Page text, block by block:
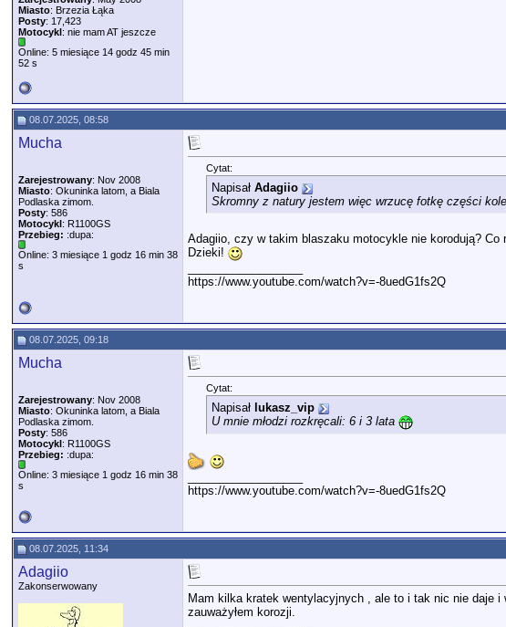
Miasto: Brzezia Łąka
Posty: 17,423
Motocykl: nie mam AT jeszcze
Online: 5 miesiące 14 godz 45 min
52 s
08.07.2025, 08:58
Mucha
Zarejestrowany: Nov 2008
Miasto: Okuninka latom, a Biala
Podlaska zimom.
Posty: 586
Motocykl: R1100GS
Przebieg: :dupa:
Online: 3 miesiące 1 godz 16 min 38
s
Cytat:
Napisał Adagiio
Skromny z natury jestem więc wrzucę fotkę części
Adagiio, czy w takim blaszaku motocykle nie korodują?
Dzieki!
https://www.youtube.com/watch?v=-8uedG1fs2Q
08.07.2025, 09:18
Mucha
Zarejestrowany: Nov 2008
Miasto: Okuninka latom, a Biala
Podlaska zimom.
Posty: 586
Motocykl: R1100GS
Przebieg: :dupa:
Online: 3 miesiące 1 godz 16 min 38
s
Cytat:
Napisał lukasz_vip
U mnie młodzi rozkręcali: 6 i 3 lata
https://www.youtube.com/watch?v=-8uedG1fs2Q
08.07.2025, 11:34
Adagiio
Zakonserwowany
Mam kilka kratek wentylacyjnych , ale to i tak nic nie daje
zauważyłem korozji.